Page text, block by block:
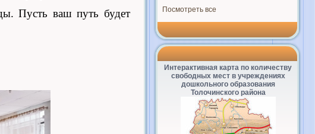
Пусть ваш путь будет
Посмотреть все
Интерактивная карта по количеству
свободных мест в учреждениях
дошкольного образования
Толочинского района